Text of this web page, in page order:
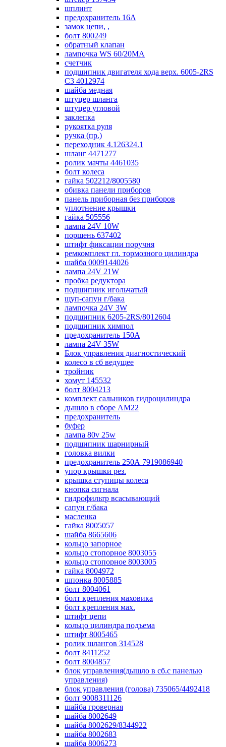
шплинт
предохранитель 16А
замок цепи, ,
болт 800249
обратный клапан
лампочка WS 60/20МА
счетчик
подшипник двигателя хода верх. 6005-2RS
C3 4012974
шайба медная
штуцер шланга
штуцер угловой
заклепка
рукоятка руля
ручка (пр.)
переходник 4.126324.1
шланг 4471277
ролик мачты 4461035
болт колеса
гайка 502212/8005580
обивка панели приборов
панель приборная без приборов
уплотнение крышки
гайка 505556
лампа 24V 10W
поршень 637402
штифт фиксации поручня
ремкомплект гл. тормозного цилиндра
шайба 0009144026
лампа 24V 21W
пробка редуктора
подшипник игольчатый
щуп-сапун г/бака
лампочка 24V 3W
подшипник 6205-2RS/8012604
подшипник химпол
предохранитель 150А
лампа 24V 35W
Блок управления диагностический
колесо в сб ведущее
тройник
хомут 145532
болт 8004213
комплект сальников гидроцилиндра
дышло в сборе AM22
предохранитель
буфер
лампа 80v 25w
подшипник шарнирный
головка вилки
предохранитель 250А 7919086940
упор крышки рез.
крышка ступицы колеса
кнопка сигнала
гидрофильтр всасывающий
сапун г/бака
масленка
гайка 8005057
шайба 8665606
кольцо запорное
кольцо стопорное 8003055
кольцо стопорное 8003005
гайка 8004972
шпонка 8005885
болт 8004061
болт крепления маховика
болт крепления мах.
штифт цепи
кольцо цилиндра подъема
штифт 8005465
ролик шлангов 314528
болт 8411252
болт 8004857
блок управления(дышло в сб.с панелью
управления)
блок управления (голова) 735065/4492418
болт 9008311126
шайба гроверная
шайба 8002649
шайба 8002629/8344922
шайба 8002683
шайба 8006273